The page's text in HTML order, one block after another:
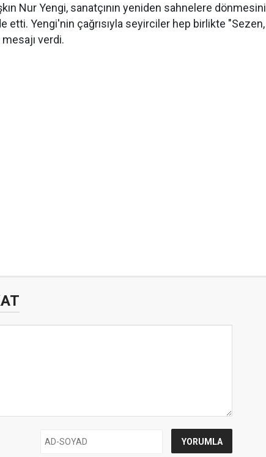
Nur Yengi, sanatçının yeniden sahnelere dönmesini
etti. Yengi'nin çağrısıyla seyirciler hep birlikte "Sezen,
verdi.